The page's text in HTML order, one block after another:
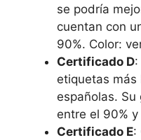
se podría
cuentan con
90%. Color:
Certificado D
etiquetas más
españolas.
entre el 90%
Certificado E: